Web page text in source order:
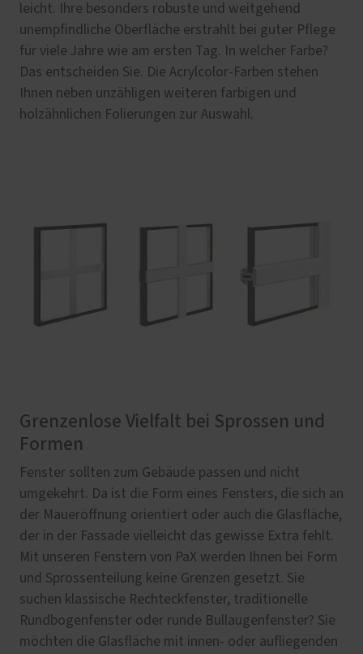
leicht. Ihre besonders robuste und weitgehend
unempfindliche Oberfläche erstrahlt bei guter Pflege
für viele Jahre wie am ersten Tag. In welcher Farbe?
Das entscheiden Sie. Die Acrylcolor-Farben stehen
Ihnen neben unzähligen weiteren farbigen und
holzähnlichen Folierungen zur Auswahl.
Grenzenlose Vielfalt bei Sprossen und
Formen
Fenster sollten zum Gebäude passen und nicht
umgekehrt. Da ist die Form eines Fensters, die sich an
der Maueröffnung orientiert oder auch die Glasfläche,
der in der Fassade vielleicht das gewisse Extra fehlt.
Mit unseren Fenstern von PaX werden Ihnen bei Form
und Sprossenteilung keine Grenzen gesetzt. Sie
suchen klassische Rechteckfenster, traditionelle
Rundbogenfenster oder runde Bullaugenfenster? Sie
möchten die Glasfläche mit innen- oder aufliegenden